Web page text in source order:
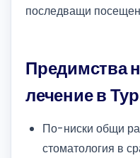
последващи
Предимства
лечение в
По-ниски общи
стоматология в